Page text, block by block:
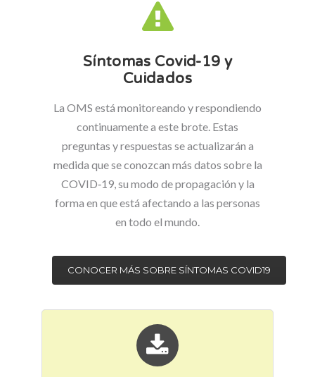
Síntomas Covid-19 y
Cuidados
La OMS está monitoreando y respondiendo
continuamente a este brote. Estas
preguntas y respuestas se actualizarán a
medida que se conozcan más datos sobre la
COVID‑19, su modo de propagación y la
forma en que está afectando a las personas
en todo el mundo.
CONOCER MÁS SOBRE SÍNTOMAS COVID19